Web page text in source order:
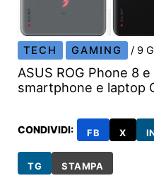
TECH GAMING / 9
ASUS ROG Phone 8
smartphone e laptop
CONDIVIDI: FB X
TG STAMPA